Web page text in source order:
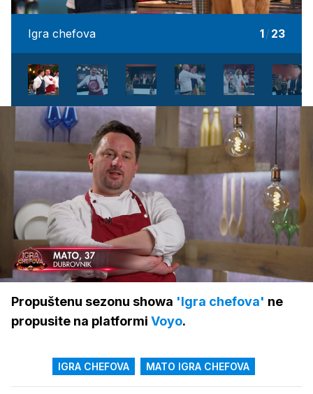
Igra chefova 1/ 23
Upali
zvuk
/
Loaded:
70.97%
Propuštenu sezonu showa 'Igra chefova' ne
propusite na platformi Voyo.
IGRA CHEFOVA MATO IGRA CHEFOVA